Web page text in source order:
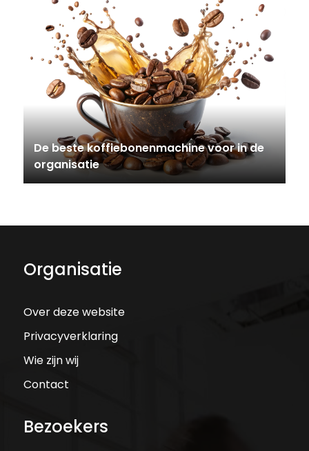
De beste koffiebonenmachine voor in de
organisatie
Organisatie
Over deze website
Privacyverklaring
Wie zijn wij
Contact
Bezoekers